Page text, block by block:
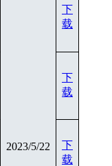
2023/5/22
下
载
下
载
下
载